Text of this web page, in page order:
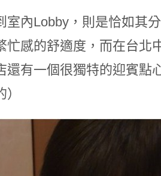
室內Lobby，則是恰如其
忙感的舒適度，而在台北
還有一個很獨特的迎賓點